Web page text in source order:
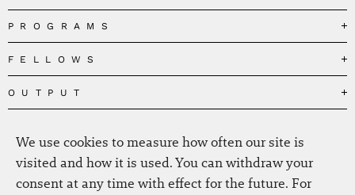
Our Mission
Governance
The Centres
Press
Jobs
PROGRAMS
Governing the Planetary Commons
Depolarizing Public Debates
Black Feminism and the Polycrisis
Reclaiming Common Wealth
FELLOWS
Fellows
Alumni
OUTPUT
The New Hanse
News
Newsletter
EVENTS
We use cookies to measure how often our site is
visited and how it is used. You can withdraw your
consent at any time with effect for the future. For